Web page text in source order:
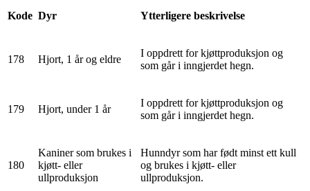
Kode Dyr Ytterligere beskrivelse
178 Hjort, 1 år og eldre
I oppdrett for kjøttproduksjon og
som går i inngjerdet hegn.
179 Hjort, under 1 år
I oppdrett for kjøttproduksjon og
som går i inngjerdet hegn.
180
Kaniner som brukes i
kjøtt- eller
ullproduksjon
Hunndyr som har født minst ett kull
og brukes i kjøtt- eller
ullproduksjon.